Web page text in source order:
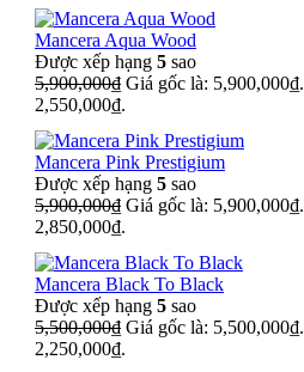
Mancera Aqua Wood
Được xếp hạng 5 sao
5,900,000₫ Giá gốc là: 5,900,000₫.
2,550,000₫.
Mancera Pink Prestigium
Được xếp hạng 5 sao
5,900,000₫ Giá gốc là: 5,900,000₫.
2,850,000₫.
Mancera Black To Black
Được xếp hạng 5 sao
5,500,000₫ Giá gốc là: 5,500,000₫.
2,250,000₫.